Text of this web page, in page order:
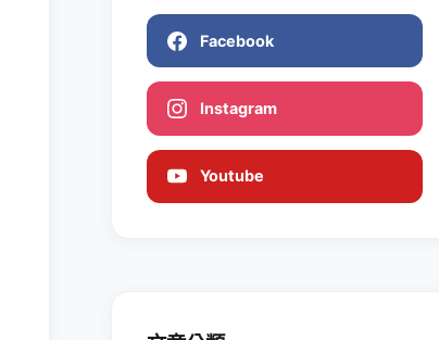
Facebook
Instagram
Youtube